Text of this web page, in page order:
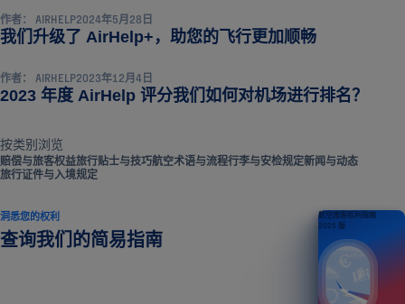
作者： AIRHELP2024年5月28日
我们升级了 AirHelp+，助您的飞行更加顺畅
新闻与动态
作者： AIRHELP2023年12月4日
2023 年度 AirHelp 评分我们如何对机场进行排名？
按类别浏览
赔偿与旅客权益旅行贴士与技巧航空术语与流程行李与安检规定新闻与动态
旅行证件与入境规定
洞悉您的权利
查询我们的简易指南
航空旅客权利指南
2026 版